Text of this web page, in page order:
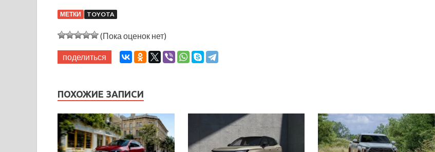
МЕТКИ TOYOTA
(Пока оценок нет)
поделиться
ПОХОЖИЕ ЗАПИСИ